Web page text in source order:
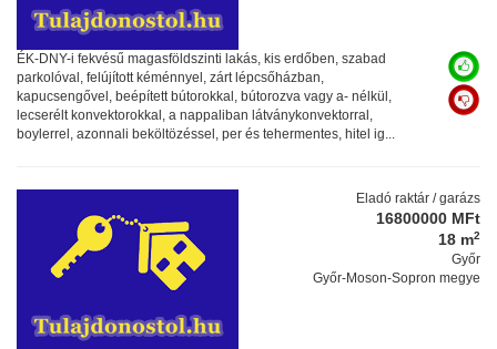
ÉK-DNY-i fekvésű magasföldszinti lakás, kis erdőben, szabad
parkolóval, felújított kéménnyel, zárt lépcsőházban,
kapucsengővel, beépített bútorokkal, bútorozva vagy a- nélkül,
lecserélt konvektorokkal, a nappaliban látványkonvektorral,
boylerrel, azonnali beköltözéssel, per és tehermentes, hitel ig...
Eladó raktár / garázs
16800000 MFt
18 m2
Győr
Győr-Moson-Sopron megye